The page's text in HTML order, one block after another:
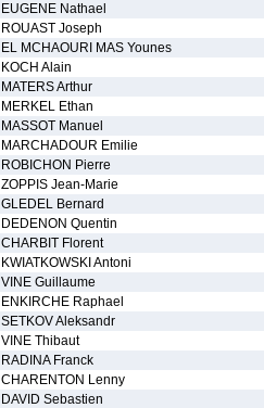
EUGENE Nathael
ROUAST Joseph
EL MCHAOURI MAS Younes
KOCH Alain
MATERS Arthur
MERKEL Ethan
MASSOT Manuel
MARCHADOUR Emilie
ROBICHON Pierre
ZOPPIS Jean-Marie
GLEDEL Bernard
DEDENON Quentin
CHARBIT Florent
KWIATKOWSKI Antoni
VINE Guillaume
ENKIRCHE Raphael
SETKOV Aleksandr
VINE Thibaut
RADINA Franck
CHARENTON Lenny
DAVID Sebastien